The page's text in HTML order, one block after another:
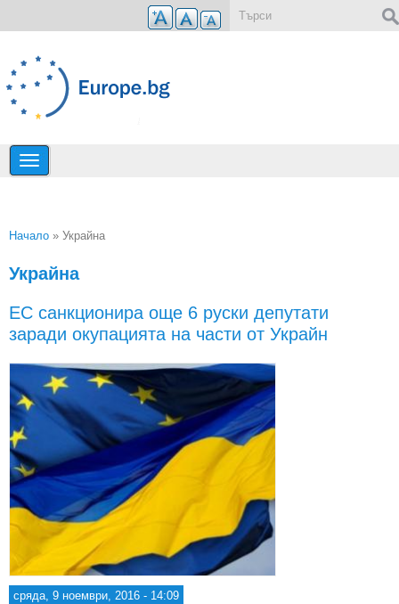
Премини към основното съдържание
Начало » Украйна
Украйна
ЕС санкционира още 6 руски депутати
заради окупацията на части от Украйн
сряда, 9 ноември, 2016 - 14:09